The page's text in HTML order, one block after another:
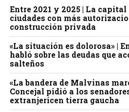
Entre 2021 y 2025 | La
ciudades con más
construcción privada
«La situación es dolorosa» |
habló sobre las deudas que
salteños
«La bandera de Malvinas
Concejal pidió a los
extranjericen tierra gaucha